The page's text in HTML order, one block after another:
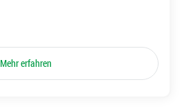
Mehr erfahren